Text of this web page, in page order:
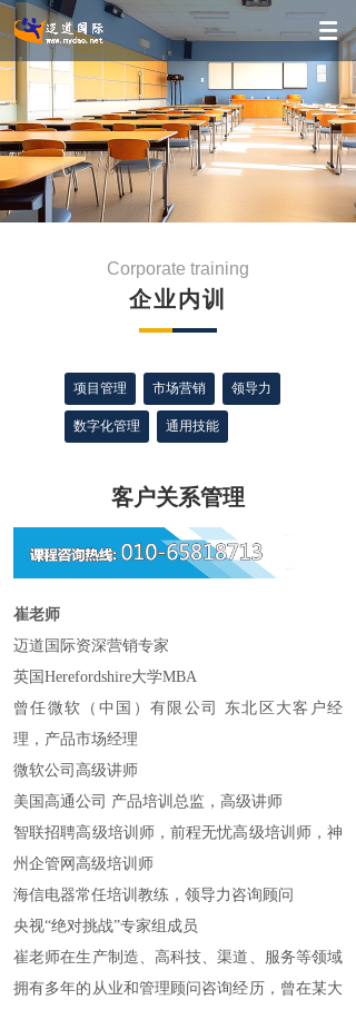
Corporate training
企业内训
项目管理 市场营销 领导力
数字化管理 通用技能
客户关系管理
崔老师
迈道国际资深营销专家
英国Herefordshire大学MBA
曾任微软（中国）有限公司 东北区大客户经
理，产品市场经理
微软公司高级讲师
美国高通公司 产品培训总监，高级讲师
智联招聘高级培训师，前程无忧高级培训师，神
州企管网高级培训师
海信电器常任培训教练，领导力咨询顾问
央视“绝对挑战”专家组成员
崔老师在生产制造、高科技、渠道、服务等领域
拥有多年的从业和管理顾问咨询经历，曾在某大